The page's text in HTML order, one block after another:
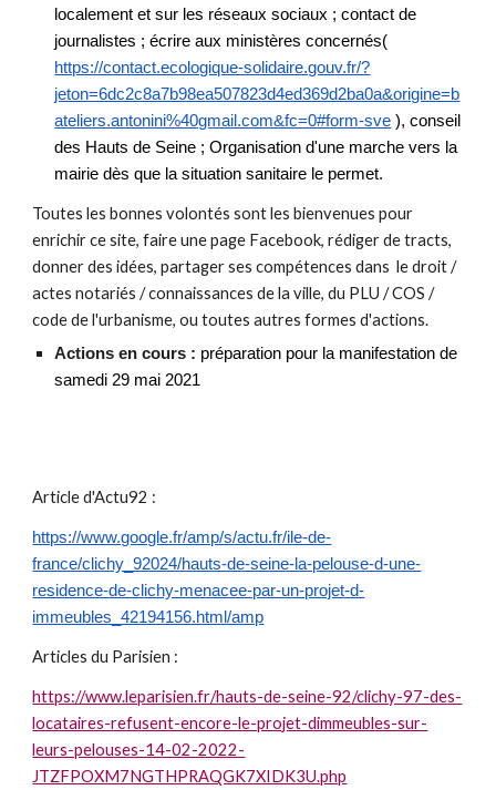
localement et sur les réseaux sociaux ; contact de
journalistes ; écrireaux ministères concernés(
https://contact.ecologique-solidaire.gouv.fr/?
jeton=6dc2c8a7b98ea507823d4ed369d2ba0a&origine=b
ateliers.antonini%40gmail.com&fc=0#form-sve ), conseil
des Hauts de Seine ; Organisation d'une marche vers la
mairie dès que la situation sanitaire le permet.
Toutes les bonnes volontés sont les bienvenues pour
enrichir ce site, faire une page Facebook, rédiger de tracts,
donner des idées, partager ses compétences dans le droit /
actes notariés / connaissances de la ville, du PLU / COS /
code de l'urbanisme, ou toutes autres formes d'actions.
Actionsen cours : préparation pour la manifestation de
samedi 29 mai 2021
Article d'Actu92 :
https://www.google.fr/amp/s/actu.fr/ile-de-
france/clichy_92024/hauts-de-seine-la-pelouse-d-une-
residence-de-clichy-menacee-par-un-projet-d-
immeubles_42194156.html/amp
Articles du Parisien :
https://www.leparisien.fr/hauts-de-seine-92/clichy-97-des-
locataires-refusent-encore-le-projet-dimmeubles-sur-
leurs-pelouses-14-02-2022-
JTZFPOXM7NGTHPRAQGK7XIDK3U.php